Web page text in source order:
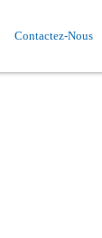
Contactez-Nous